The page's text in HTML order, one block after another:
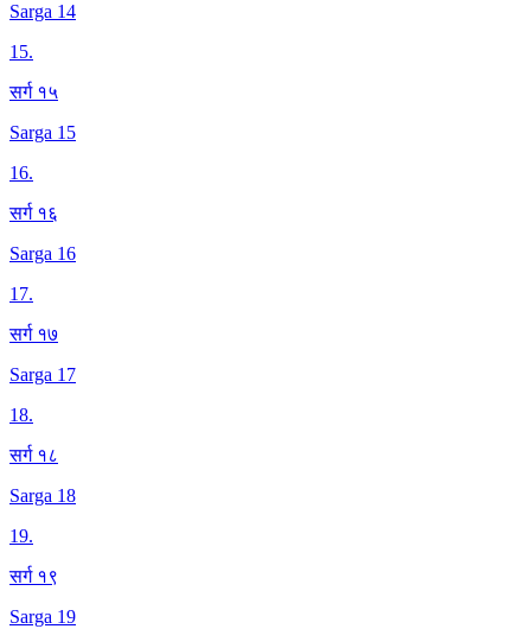
Sarga 14
15.
सर्ग १५
Sarga 15
16.
सर्ग १६
Sarga 16
17.
सर्ग १७
Sarga 17
18.
सर्ग १८
Sarga 18
19.
सर्ग १९
Sarga 19